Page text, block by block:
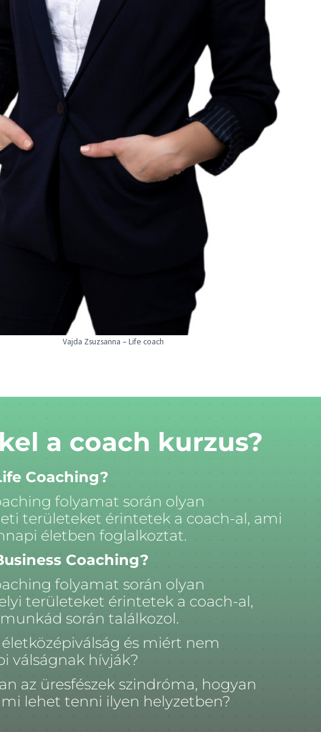
Vajda Zsuzsanna – Life coach
a coach kurzus?
Coaching?
folyamat során olyan
területeket érintetek a coach-al, ami
életben foglalkoztat.
Coaching?
folyamat során olyan
területeket érintetek a coach-al,
során találkozol.
életközépiválság és miért nem
válságnak hívják?
az üresfészek szindróma, hogyan
lehet tenni ilyen helyzetben?